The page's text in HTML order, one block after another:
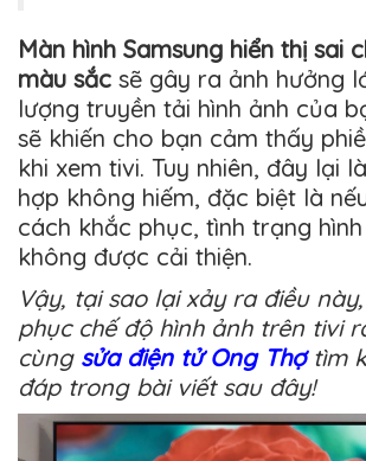
Màn hình Samsung hiển thị sai
màu sắc sẽ gây ra ảnh hưởng
lượng truyền tải hình ảnh của
sẽ khiến cho bạn cảm thấy
khi xem tivi. Tuy nhiên, đây lại
hợp không hiếm, đặc biệt là
cách khắc phục, tình trạng
không được cải thiện.
Vậy, tại sao lại xảy ra điều
phục chế độ hình ảnh trên tivi
cùng sửa điện tử Ong Thợtìm
đáp trong bài viết sau đây!